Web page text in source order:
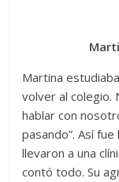
Martina
volver al colegio.
hablar con
pasando”. Así
llevaron a una
contó todo. Su